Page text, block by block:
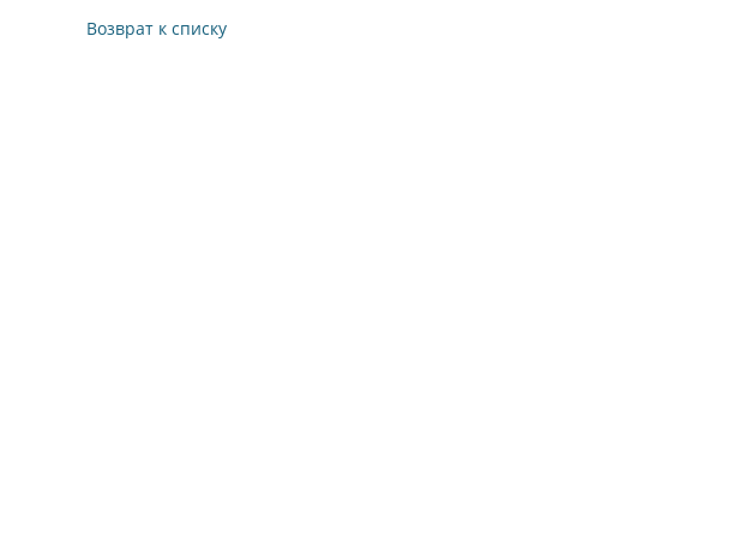
Возврат к списку